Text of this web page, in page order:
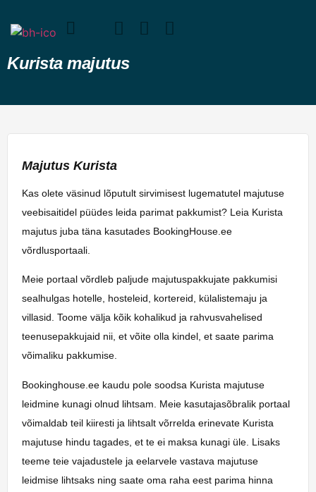
Kurista majutus
Majutus Kurista
Kas olete väsinud lõputult sirvimisest lugematutel majutuse
veebisaitidel püüdes leida parimat pakkumist? Leia Kurista
majutus juba täna kasutades BookingHouse.ee
võrdlusportaali.
Meie portaal võrdleb paljude majutuspakkujate pakkumisi
sealhulgas hotelle, hosteleid, kortereid, külalistemaju ja
villasid. Toome välja kõik kohalikud ja rahvusvahelised
teenusepakkujaid nii, et võite olla kindel, et saate parima
võimaliku pakkumise.
Bookinghouse.ee kaudu pole soodsa Kurista majutuse
leidmine kunagi olnud lihtsam. Meie kasutajasõbralik portaal
võimaldab teil kiiresti ja lihtsalt võrrelda erinevate Kurista
majutuse hindu tagades, et te ei maksa kunagi üle. Lisaks
teeme teie vajadustele ja eelarvele vastava majutuse
leidmise lihtsaks ning saate oma raha eest parima hinna